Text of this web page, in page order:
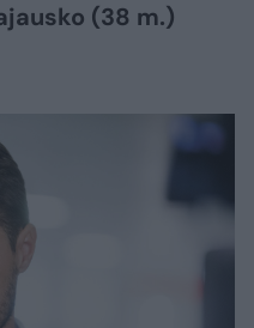
(38 m.)